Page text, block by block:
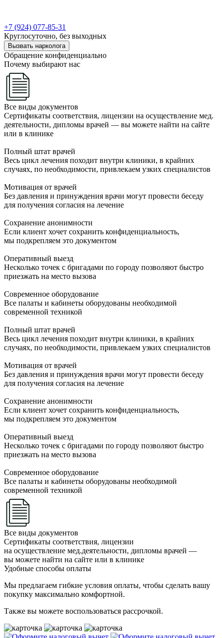
+7 (924) 077-85-31
Круглосуточно, без выходных
Вызвать нарколога
Обращение конфиденциально
Почему выбирают нас
Все виды документов
Сертификаты соответствия, лицензии на осуществление мед.
деятельности, дипломы врачей — вы можете найти на сайте
или в клинике
Полный штат врачей
Весь цикл лечения походит внутри клиники, в крайних
случаях, по необходимости, привлекаем узких специалистов
Мотивация от врачей
Без давления и принуждения врачи могут провести беседу
для получения согласия на лечение
Сохранение анонимности
Если клиент хочет сохранить конфиденциальность,
мы подкрепляем это документом
Оперативный выезд
Несколько точек с бригадами по городу позволяют быстро
приезжать на место вызова
Современное оборудование
Все палаты и кабинеты оборудованы необходимой
современной техникой
Полный штат врачей
Весь цикл лечения походит внутри клиники, в крайних
случаях, по необходимости, привлекаем узких специалистов
Мотивация от врачей
Без давления и принуждения врачи могут провести беседу
для получения согласия на лечение
Сохранение анонимности
Если клиент хочет сохранить конфиденциальность,
мы подкрепляем это документом
Оперативный выезд
Несколько точек с бригадами по городу позволяют быстро
приезжать на место вызова
Современное оборудование
Все палаты и кабинеты оборудованы необходимой
современной техникой
Все виды документов
Сертификаты соответствия, лицензии
на осуществление мед.деятельности, дипломы врачей —
вы можете найти на сайте или в клинике
Удобные способы оплаты
Мы предлагаем гибкие условия оплаты, чтобы сделать вашу
покупку максимально комфортной.
Также вы можете воспользоваться рассрочкой.